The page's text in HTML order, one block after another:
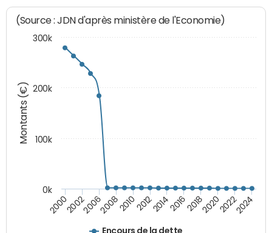
Montants (€)
(Source : JDN d'après ministère de l'Economie)
Encours de la dette
200020022006200820102012201420162018202020222024
0k
100k
200k
300k